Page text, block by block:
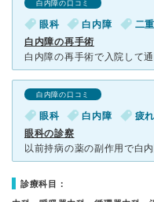
白内障の口コミ
眼科 白内障 二
白内障の再手術
白内障の口コミ
眼科 白内障 疲
眼科の診察
診療科目：